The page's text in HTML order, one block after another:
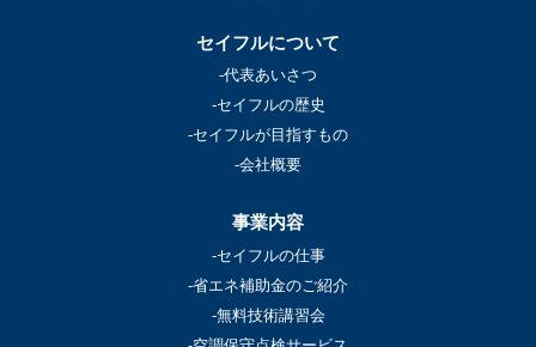
セイフルについて
-代表あいさつ
-セイフルの歴史
-セイフルが目指すもの
-会社概要
事業内容
-セイフルの仕事
-省エネ補助金のご紹介
-無料技術講習会